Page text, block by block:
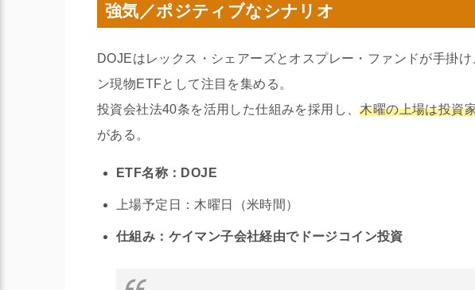
強気／ポジティブなシナリオ
DOJEはレックス・シェアーズとオスプレー・ファンドが手掛
ン現物ETFとして注目を集める。
投資会社法40条を活用した仕組みを採用し、木曜の上場は投資
がある。
ETF名称：DOJE
上場予定日：木曜日（米時間）
仕組み：ケイマン子会社経由でドージコイン投資